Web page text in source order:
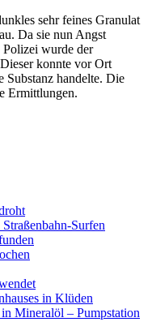
sehr feines Granulat
Da sie nun Angst
wurde der
konnte vor Ort
Substanz handelte. Die
Ermittlungen.
Surfen
in Klüden
Mineralöl – Pumpstation